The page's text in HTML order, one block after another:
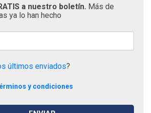
a nuestro boletín. Más de
ya lo han hecho
últimos enviados?
y condiciones